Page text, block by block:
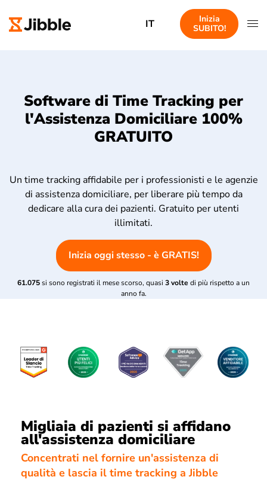
IT
Inizia
SUBITO!
Software di Time Tracking per
l'Assistenza Domiciliare 100%
GRATUITO
Un time tracking affidabile per i professionisti e le agenzie
di assistenza domiciliare, per liberare più tempo da
dedicare alla cura dei pazienti. Gratuito per utenti
illimitati.
Inizia oggi stesso - è GRATIS!
61.075si sono registrati il mese scorso, quasi 3 volte di più rispetto a un
anno fa.
Migliaia di pazienti si affidano
all'assistenza domiciliare
Concentrati nel fornire un'assistenza di
qualità e lascia il time tracking a Jibble